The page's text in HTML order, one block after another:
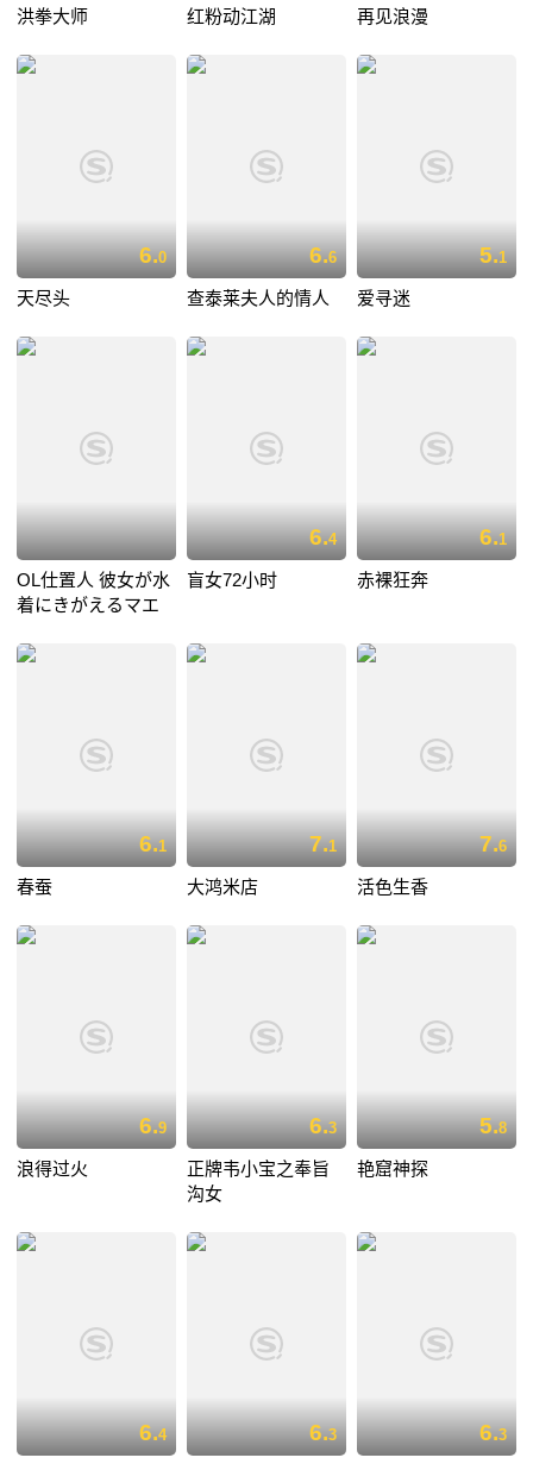
洪拳大师 红粉动江湖 再见浪漫
6.0
天尽头
6.6
查泰莱夫人的情人
5.1
爱寻迷
OL仕置人 彼女が水
着にきがえるマエ
6.4
盲女72小时
6.1
赤裸狂奔
6.1
春蚕
7.1
大鸿米店
7.6
活色生香
6.9
浪得过火
6.3
正牌韦小宝之奉旨
沟女
5.8
艳窟神探
6.4 6.3 6.3